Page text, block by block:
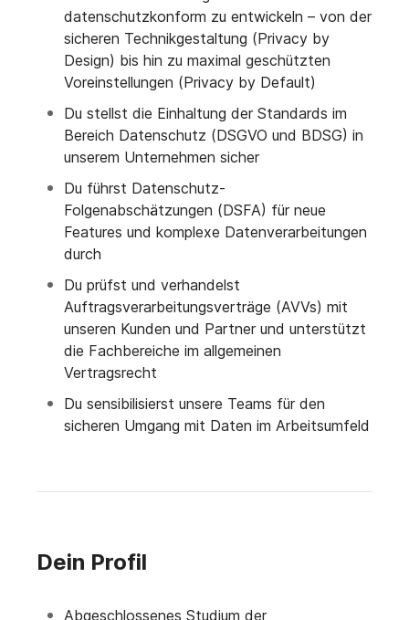
datenschutzkonform zu entwickeln – von der
sicheren Technikgestaltung (Privacy by
Design) bis hin zu maximal geschützten
Voreinstellungen (Privacy by Default)
Du stellst die Einhaltung der Standards im
Bereich Datenschutz (DSGVO und BDSG) in
unserem Unternehmen sicher
Du führst Datenschutz-
Folgenabschätzungen (DSFA) für neue
Features und komplexe Datenverarbeitungen
durch
Du prüfst und verhandelst
Auftragsverarbeitungsverträge (AVVs) mit
unseren Kunden und Partner und unterstützt
die Fachbereiche im allgemeinen
Vertragsrecht
Du sensibilisierst unsere Teams für den
sicheren Umgang mit Daten im Arbeitsumfeld
Dein Profil
Abgeschlossenes Studium der